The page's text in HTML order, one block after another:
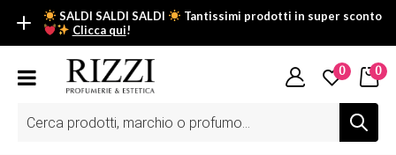
SALDI SALDI SALDI
Tantissimi prodotti in super sconto
Clicca qui!
SALDI SALDI SALDI
Fino al -50% su tantissimi prodotti beauty nella sezione saldi: il
Scopri tutti i prodotti in super saldo!Clicca qui
prodotti
0 0